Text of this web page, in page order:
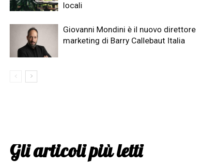
locali
Giovanni Mondini è il nuovo direttore
marketing di Barry Callebaut Italia
Gli articoli più letti